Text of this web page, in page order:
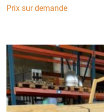
Prix sur demande